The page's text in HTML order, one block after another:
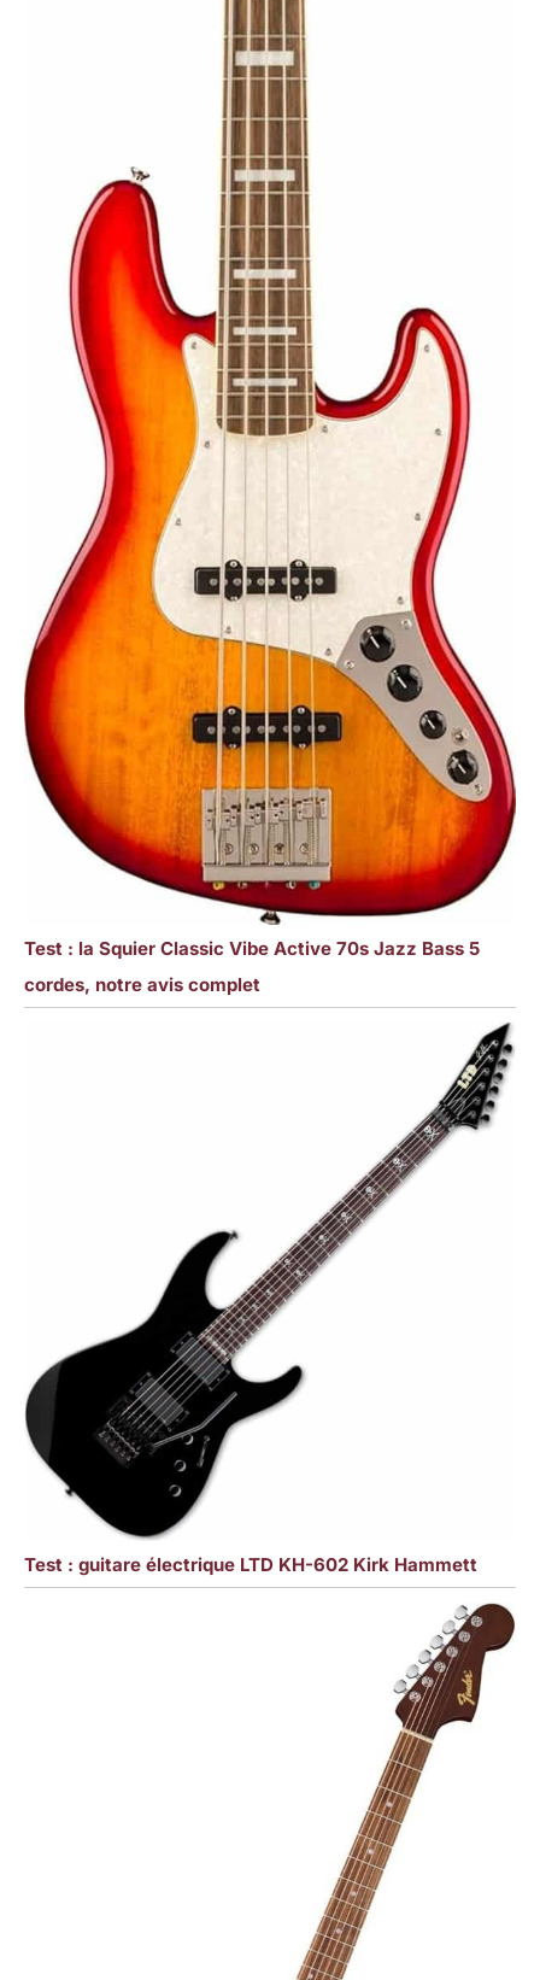
Test : la Squier Classic Vibe Active 70s Jazz Bass 5
cordes, notre avis complet
Test : guitare électrique LTD KH-602 Kirk Hammett